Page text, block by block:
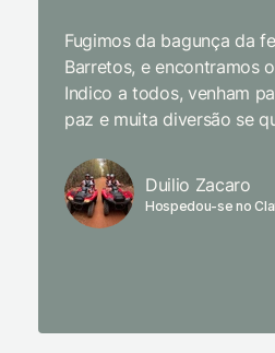
Fugimos da bagunça da
Barretos, e encontramos
Indico a todos, venham
paz e muita diversão se
Duilio Zacaro
Hospedou-se no